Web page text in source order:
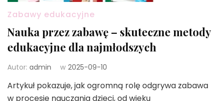
Zabawy edukacyjne
Nauka przez zabawę – skuteczne metody
edukacyjne dla najmłodszych
Autor: admin w 2025-09-10
Artykuł pokazuje, jak ogromną rolę odgrywa zabawa
w procesie nauczania dzieci, od wieku